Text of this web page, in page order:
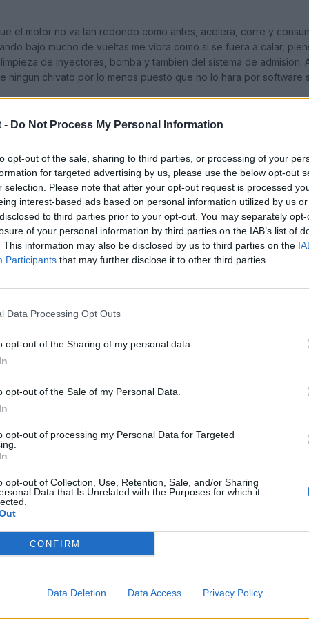
- Do Not Process My Personal Information
opt-out of the sale, sharing to third parties, or processing of your
for targeted advertising by us, please use the below opt-out
selection. Please note that after your opt-out request is processed
interest-based ads based on personal information utilized by us
to third parties prior to your opt-out. You may separately
of your personal information by third parties on the IAB’s list of
This information may also be disclosed by us to third parties on the
Participants that may further disclose it to other third parties.
Data Processing Opt Outs
opt-out of the Sharing of my personal data.
opt-out of the Sale of my Personal Data.
opt-out of processing my Personal Data for Targeted
opt-out of Collection, Use, Retention, Sale, and/or Sharing
Data that Is Unrelated with the Purposes for which it
CONFIRM
Data Deletion Data Access Privacy Policy
el motor no va tan redondo como antes, acelera, corre y
bajo mucho de vueltas me vibra como si se fuera a calar,
de inyectores, bomba y tambien del sistema de
ningun chivato por lo menos puesto que no lo hara por software
de presión del turbocompresor no nos has dicho los kms
el filtro del gasoil? yo lo cambio cada 25.000 kms
gasoil le cambie hace 7.000 o asi, ahora mismo le tengo